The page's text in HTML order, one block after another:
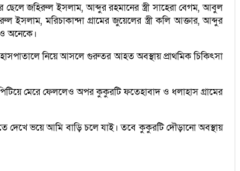
জহিরুল ইসলাম, আব্দুর রহমানের স্ত্রী সাহেরা বেগম, আবুল
ইসলাম, মরিচাকান্দা গ্রামের জুয়েলের স্ত্রী কলি আক্তার, আব্দুর
অনেকে।
নিয়ে আসলে গুরুতর আহত অবস্থায় প্রাথমিক চিকিৎসা
মেরে ফেললেও অপর কুকুরটি ফতেহাবাদ ও ধলাহাস গ্রামের
দেখে ভয়ে আমি বাড়ি চলে যাই। তবে কুকুরটি দৌড়ানো অবস্থায়